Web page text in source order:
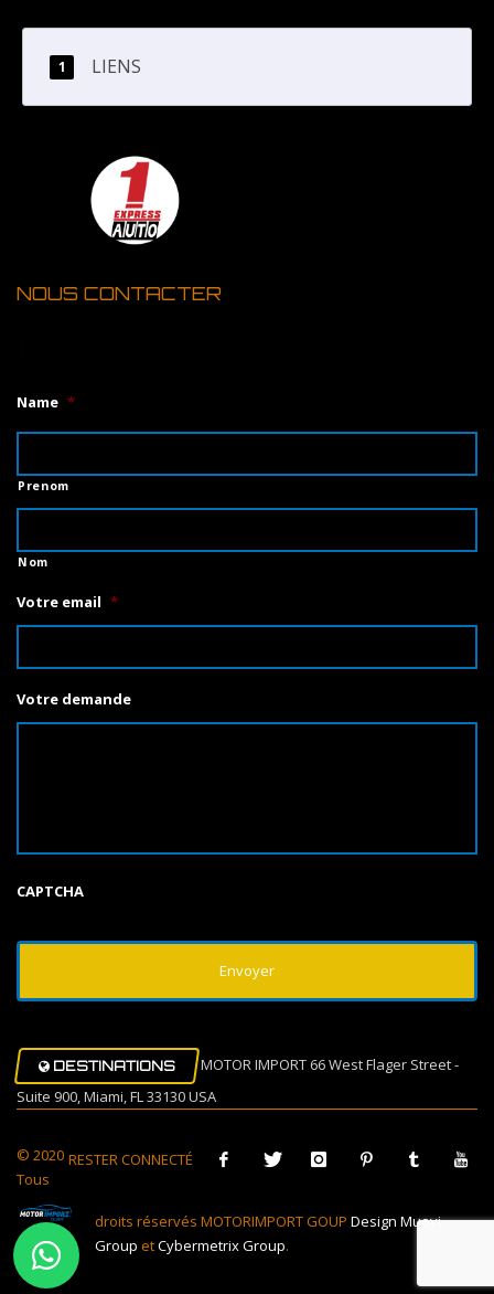
LIENS
NOUS CONTACTER
Name *
Prenom
Nom
Votre email *
Votre demande
CAPTCHA
DESTINATIONS
MOTOR IMPORT 66 West Flager Street -
Suite 900, Miami, FL 33130 USA
RESTER CONNECTÉ
© 2020
Tous
droits réservés MOTORIMPORT GOUP Design Muovi
Group etCybermetrix Group.